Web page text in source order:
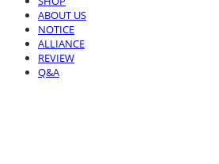
ABOUT US
NOTICE
ALLIANCE
REVIEW
Q&A